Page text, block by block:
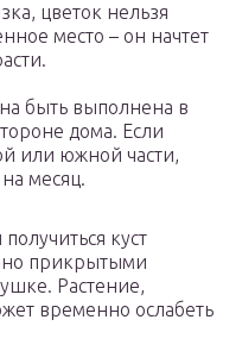
цветок нельзя
место – он начтет
быть выполнена в
дома. Если
или южной части,
месяц.
куст
прикрытыми
Растение,
временно ослабеть